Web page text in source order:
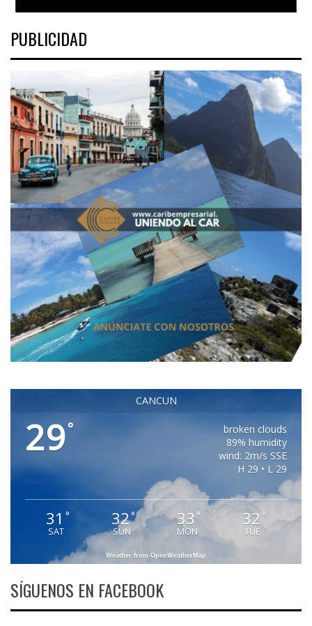
PUBLICIDAD
CANCUN
29°
broken clouds
89% humidity
wind: 2m/s SSE
H 29 • L 29
31 °
SAT
32°
SUN
33 °
MON
32 °
TUE
Weather from OpenWeatherMap
SÍGUENOS EN FACEBOOK